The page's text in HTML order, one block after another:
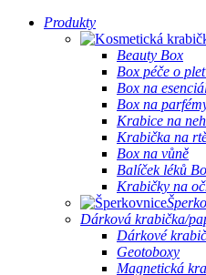
Produkty
Beauty Box
Box péče o pleť
Box na
Box na
Krabice na
Krabička na
Box na vůně
Balíček léků
Krabičky na
Dárková krabička/
Dárkové
Geotoboxy
Magnetická